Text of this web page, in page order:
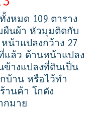
หมด 109 ตาราง
ผืนผ้า หัวมุมติดกับ
น้าแปลงกว้าง 27
แล้ว ด้านหน้าแปลง
างแปลงที่ดินเป็น
บ้าน หรือไว้ทำ
านค้า โกดัง
กมาย